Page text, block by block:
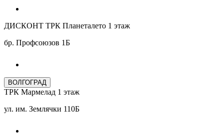
ДИСКОНТ ТРК Планеталето 1 этаж
бр. Профсоюзов 1Б
ВОЛГОГРАД
ТРК Мармелад 1 этаж
ул. им. Землячки 110Б